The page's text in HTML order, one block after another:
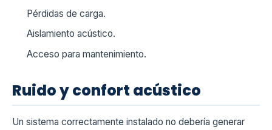
Pérdidas de carga.
Aislamiento acústico.
Acceso para mantenimiento.
Ruido y confort acústico
Un sistema correctamente instalado no debería generar